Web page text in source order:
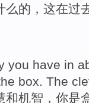
的， 这在过
you have in
box . The
和机智 ，你是